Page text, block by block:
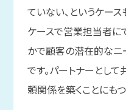
ていない、というケース
ケースで営業担当者に
かで顧客の潜在的なニ
です。パートナーとし
頼関係を築くことにも